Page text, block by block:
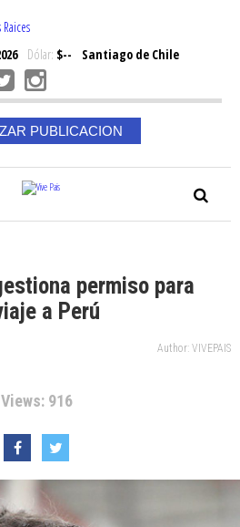
Dólar: $--
Santiago de Chile
PUBLICACION
permiso para
a Perú
Author: VIVEPAIS
Views: 916